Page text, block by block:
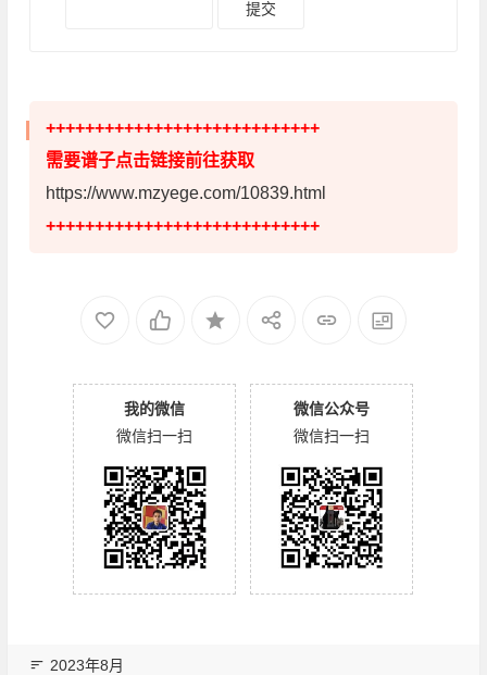
++++++++++++++++++++++++++++
需要谱子点击链接前往获取
https://www.mzyege.com/10839.html
++++++++++++++++++++++++++++
我的微信
微信扫一扫
微信公众号
微信扫一扫
2023年8月